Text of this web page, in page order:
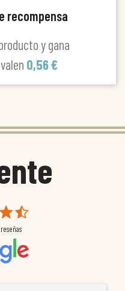
recompensa
y gana
0,56 €
reseñas